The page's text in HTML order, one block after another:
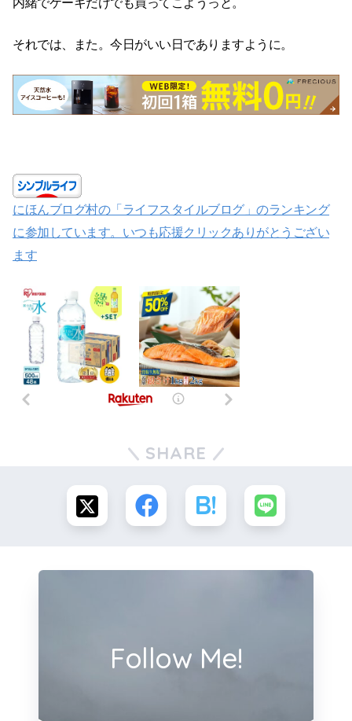
それでは、また。今日がいい日でありますように。
にほんブログ村の「ライフスタイルブログ」のランキング
に参加しています。いつも応援クリックありがとうござい
ます
SHARE
Follow Me!